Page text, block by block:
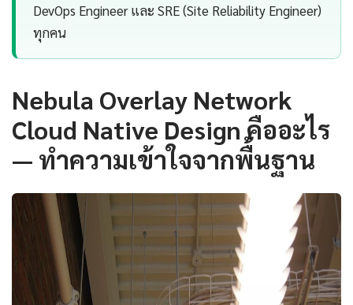
DevOps Engineer และ SRE (Site Reliability Engineer)
ทุกคน
Nebula Overlay Network
Cloud Native Design คืออะไร
— ทำความเข้าใจจากพื้นฐาน